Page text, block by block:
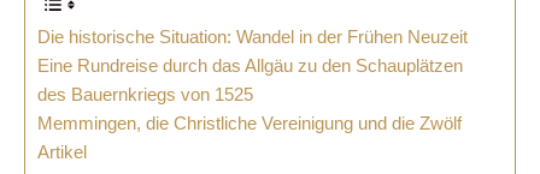
Die historische Situation: Wandel in der Frühen Neuzeit
Eine Rundreise durch das Allgäu zu den Schauplätzen
des Bauernkriegs von 1525
Memmingen, die Christliche Vereinigung und die Zwölf
Artikel